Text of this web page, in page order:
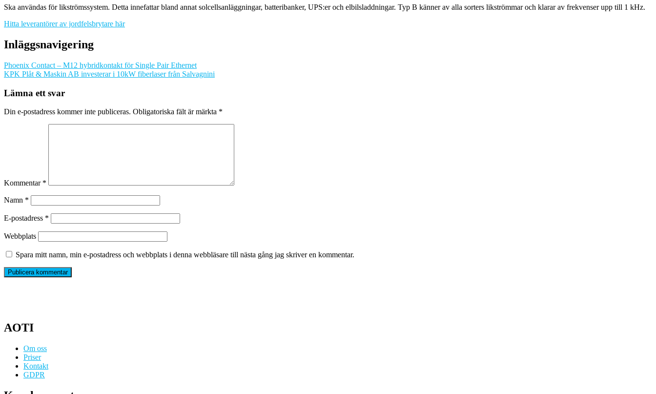
Ska användas för likströmssystem. Detta innefattar bland annat solcellsanläggningar, batteribanker, UPS:er och elbilsladdningar. Typ B känner av alla sorters likströmmar och klarar av frekvenser upp till 1 kHz.
Hitta leverantörer av jordfelsbrytare här
Inläggsnavigering
Phoenix Contact – M12 hybridkontakt för Single Pair Ethernet
KPK Plåt & Maskin AB investerar i 10kW fiberlaser från Salvagnini
Lämna ett svar
Din e-postadress kommer inte publiceras. Obligatoriska fält är märkta *
Kommentar *
Namn *
E-postadress *
Webbplats
Spara mitt namn, min e-postadress och webbplats i denna webbläsare till nästa gång jag skriver en kommentar.
AOTI
Om oss
Priser
Kontakt
GDPR